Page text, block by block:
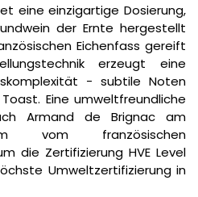
eine einzigartige Dosierung,
der Ernte hergestellt
Eichenfass gereift
erzeugt eine
- subtile Noten
Eine umweltfreundliche
Armand de Brignac am
vom französischen
die Zertifizierung HVE Level
Umweltzertifizierung in